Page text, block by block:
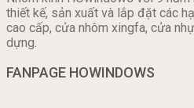
thiết kế, sản xuất và lắp đặt các
cao cấp, cửa nhôm xingfa, cửa
dựng.
FANPAGE HOWINDOWS